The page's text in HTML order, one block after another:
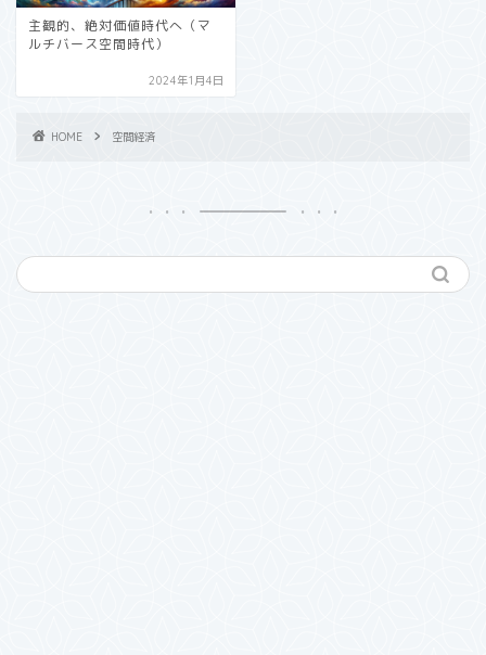
主観的、絶対価値時代へ（マ
ルチバース空間時代）
2024年1月4日
HOME 空間経済